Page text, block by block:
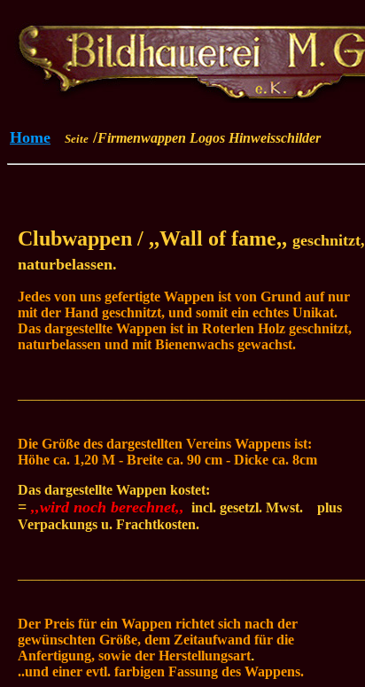
Home Seite /Firmenwappen Logos Hinweisschilder
Clubwappen / ,,Wall of fame,, geschnitzt,
naturbelassen.
Jedes von uns gefertigte Wappen ist von Grund auf nur
mit der Hand geschnitzt, und somit ein echtes Unikat.
Das dargestellte Wappen ist in Roterlen Holz geschnitzt,
naturbelassen und mit Bienenwachs gewachst.
Die Größe des dargestellten Vereins Wappens ist:
Höhe ca. 1,20 M - Breite ca. 90 cm - Dicke ca. 8cm
Das dargestellte Wappen kostet:
= ,,wird noch berechnet,, incl. gesetzl. Mwst.
plus
Verpackungs u. Frachtkosten.
Der Preis für ein Wappen richtet sich nach der
gewünschten Größe, dem Zeitaufwand für die
Anfertigung, sowie der Herstellungsart.
..und einer evtl. farbigen Fassung des Wappens.